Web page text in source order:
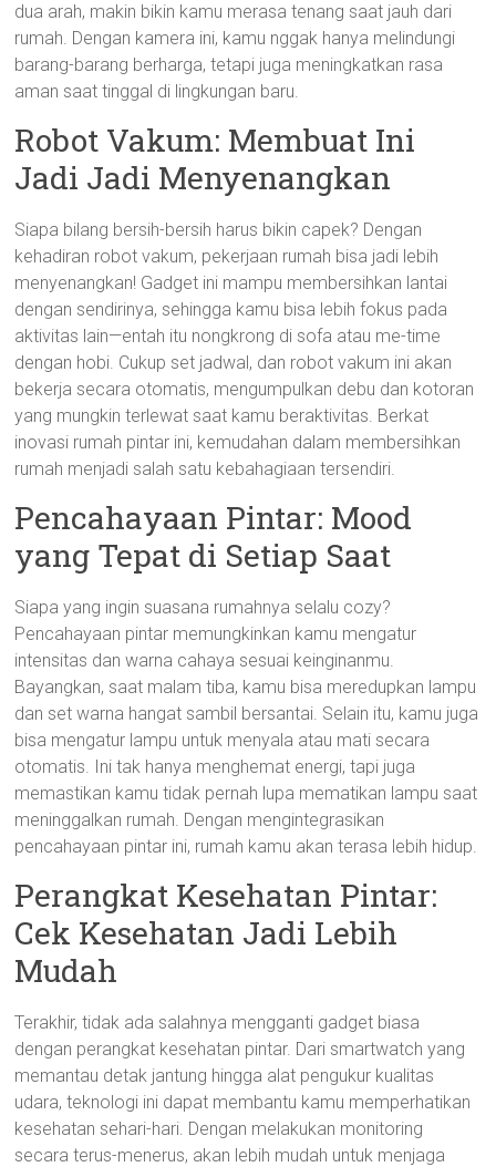
dua arah, makin bikin kamu merasa tenang saat jauh dari
rumah. Dengan kamera ini, kamu nggak hanya melindungi
barang-barang berharga, tetapi juga meningkatkan rasa
aman saat tinggal di lingkungan baru.
Robot Vakum: Membuat Ini
Jadi Jadi Menyenangkan
Siapa bilang bersih-bersih harus bikin capek? Dengan
kehadiran robot vakum, pekerjaan rumah bisa jadi lebih
menyenangkan! Gadget ini mampu membersihkan lantai
dengan sendirinya, sehingga kamu bisa lebih fokus pada
aktivitas lain—entah itu nongkrong di sofa atau me-time
dengan hobi. Cukup set jadwal, dan robot vakum ini akan
bekerja secara otomatis, mengumpulkan debu dan kotoran
yang mungkin terlewat saat kamu beraktivitas. Berkat
inovasi rumah pintar ini, kemudahan dalam membersihkan
rumah menjadi salah satu kebahagiaan tersendiri.
Pencahayaan Pintar: Mood
yang Tepat di Setiap Saat
Siapa yang ingin suasana rumahnya selalu cozy?
Pencahayaan pintar memungkinkan kamu mengatur
intensitas dan warna cahaya sesuai keinginanmu.
Bayangkan, saat malam tiba, kamu bisa meredupkan lampu
dan set warna hangat sambil bersantai. Selain itu, kamu juga
bisa mengatur lampu untuk menyala atau mati secara
otomatis. Ini tak hanya menghemat energi, tapi juga
memastikan kamu tidak pernah lupa mematikan lampu saat
meninggalkan rumah. Dengan mengintegrasikan
pencahayaan pintar ini, rumah kamu akan terasa lebih hidup.
Perangkat Kesehatan Pintar:
Cek Kesehatan Jadi Lebih
Mudah
Terakhir, tidak ada salahnya mengganti gadget biasa
dengan perangkat kesehatan pintar. Dari smartwatch yang
memantau detak jantung hingga alat pengukur kualitas
udara, teknologi ini dapat membantu kamu memperhatikan
kesehatan sehari-hari. Dengan melakukan monitoring
secara terus-menerus, akan lebih mudah untuk menjaga